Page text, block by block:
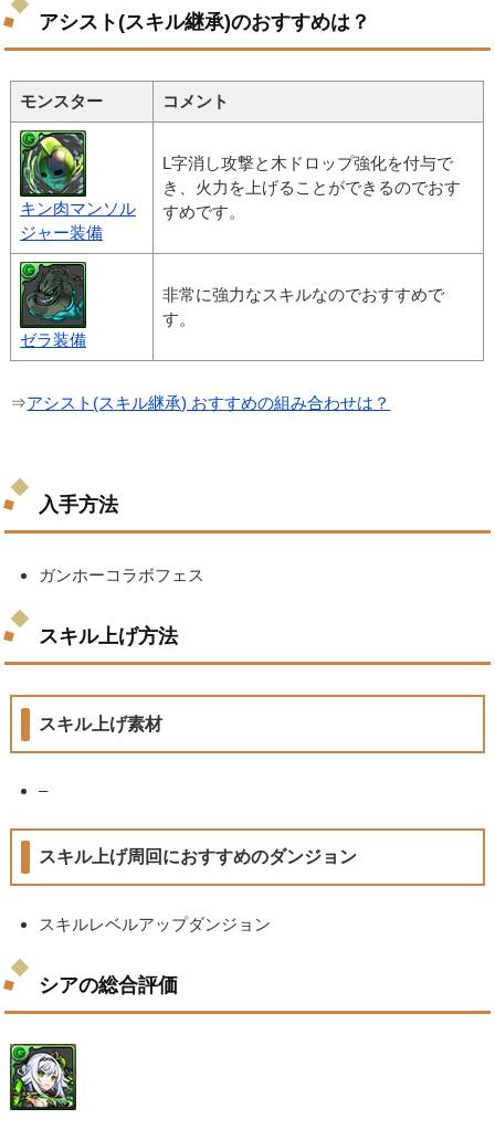
アシスト(スキル継承)のおすすめは？
モンスター コメント
キン肉マンソル
ジャー装備
L字消し攻撃と木ドロップ強化を付与で
き、火力を上げることができるのでおす
すめです。
ゼラ装備
非常に強力なスキルなのでおすすめで
す。
⇒アシスト(スキル継承) おすすめの組み合わせは？
入手方法
ガンホーコラボフェス
スキル上げ方法
スキル上げ素材
–
スキル上げ周回におすすめのダンジョン
スキルレベルアップダンジョン
シアの総合評価